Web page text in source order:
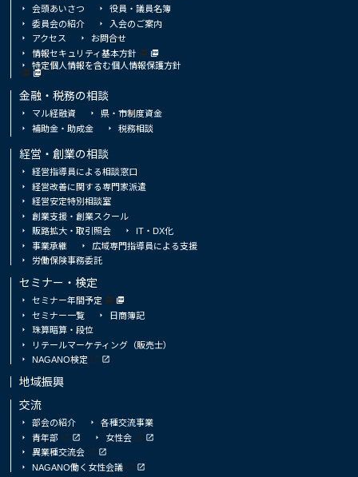
会頭あいさつ
役員・議員名簿
委員会の紹介
入会のご案内
アクセス
お問合せ
情報セキュリティ基本方針
特定個人情報を含む個人情報保護方針
金融・税務の相談
マル経融資
県・市制度資金
補助金・助成金
税務相談
経営・創業の相談
経営指導員による相談窓口
経営改善に関する専門家派遣
経営安定特別相談室
創業支援・創業スクール
販路拡大・取引照会
IT・DX化
事業承継
広域専門指導員による支援
労働保険事務委託
セミナー・検定
セミナー年間予定
セミナー一覧
日商簿記
珠算暗算・段位
リテールマーケティング（販売士）
NAGANO検定
地域振興
交流
部会の紹介
各種交流事業
青年部
女性会
異業種交流会
NAGANO働く女性会議